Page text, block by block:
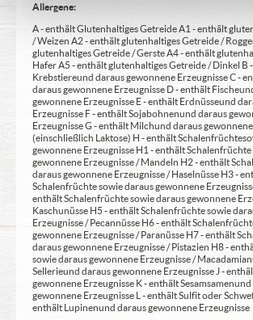
Allergene:
A - enthält Glutenhaltiges Getreide A1 - enthält
/ Weizen A2 - enthält glutenhaltiges Getreide /
glutenhaltiges Getreide / Gerste A4 - enthält
Hafer A5 - enthält glutenhaltiges Getreide / Dinkel B
Krebstiere und daraus gewonnene Erzeugnisse C -
daraus gewonnene Erzeugnisse D - enthält Fische
gewonnene Erzeugnisse E - enthält Erdnüsse und
Erzeugnisse F - enthält Sojabohnen und daraus
Erzeugnisse G - enthält Milch und daraus
(einschließlich Laktose) H - enthält Schalenfrüchte
gewonnene Erzeugnisse H1 - enthält
gewonnene Erzeugnisse / Mandeln H2 - enthält
daraus gewonnene Erzeugnisse / Haselnüsse H3 -
Schalenfrüchte sowie daraus gewonnene
enthält Schalenfrüchte sowie daraus gewonnene
Kaschunüsse H5 - enthält Schalenfrüchte sowie
Erzeugnisse / Pecannüsse H6 - enthält
gewonnene Erzeugnisse / Paranüsse H7 - enthält
daraus gewonnene Erzeugnisse / Pistazien H8 -
sowie daraus gewonnene Erzeugnisse /
Sellerie und daraus gewonnene Erzeugnisse J -
gewonnene Erzeugnisse K - enthält Sesamsamen
gewonnene Erzeugnisse L - enthält Sulfit oder
enthält Lupinen und daraus gewonnene Erzeugnisse